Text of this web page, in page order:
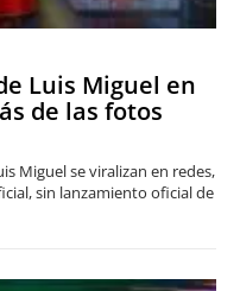
Luis Miguel en
de las fotos
Miguel se viralizan en redes,
sin lanzamiento oficial de